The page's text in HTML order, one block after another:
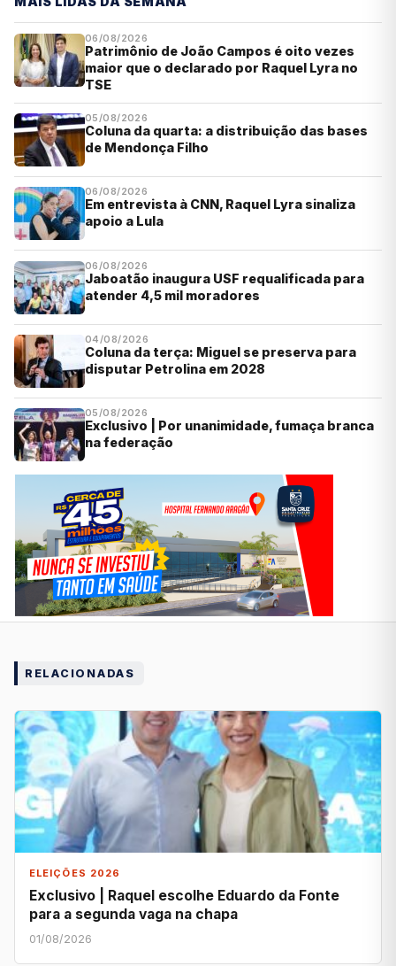
06/08/2026
Patrimônio de João Campos é oito vezes
maior que o declarado por Raquel Lyra no
TSE
05/08/2026
Coluna da quarta: a distribuição das bases
de Mendonça Filho
06/08/2026
Em entrevista à CNN, Raquel Lyra sinaliza
apoio a Lula
06/08/2026
Jaboatão inaugura USF requalificada para
atender 4,5 mil moradores
04/08/2026
Coluna da terça: Miguel se preserva para
disputar Petrolina em 2028
05/08/2026
Exclusivo | Por unanimidade, fumaça branca
na federação
RELACIONADAS
ELEIÇÕES 2026
Exclusivo | Raquel escolhe Eduardo da Fonte
para a segunda vaga na chapa
01/08/2026